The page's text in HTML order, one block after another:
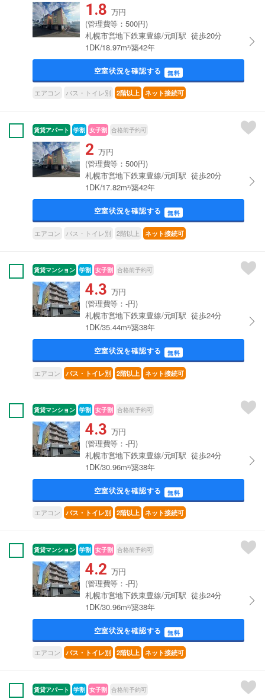
1.8 万円
(管理費等：500円)
札幌市営地下鉄東豊線/元町駅 徒歩20分
1DK/18.97m²/築42年
空室状況を確認する 無料
エアコン バス・トイレ別 2階以上 ネット接続可
賃貸アパート 学割 女子割 合格前予約可
2 万円
(管理費等：500円)
札幌市営地下鉄東豊線/元町駅 徒歩20分
1DK/17.82m²/築42年
空室状況を確認する 無料
エアコン バス・トイレ別 2階以上 ネット接続可
賃貸マンション 学割 女子割 合格前予約可
4.3 万円
(管理費等：-円)
札幌市営地下鉄東豊線/元町駅 徒歩24分
1DK/35.44m²/築38年
空室状況を確認する 無料
エアコン バス・トイレ別 2階以上 ネット接続可
賃貸マンション 学割 女子割 合格前予約可
4.3 万円
(管理費等：-円)
札幌市営地下鉄東豊線/元町駅 徒歩24分
1DK/30.96m²/築38年
空室状況を確認する 無料
エアコン バス・トイレ別 2階以上 ネット接続可
賃貸マンション 学割 女子割 合格前予約可
4.2 万円
(管理費等：-円)
札幌市営地下鉄東豊線/元町駅 徒歩24分
1DK/30.96m²/築38年
空室状況を確認する 無料
エアコン バス・トイレ別 2階以上 ネット接続可
賃貸アパート 学割 女子割 合格前予約可